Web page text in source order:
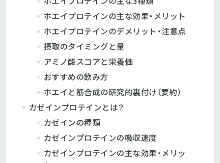
ホエイプロテインの主な効果・メリット
ホエイプロテインのデメリット・注意点
摂取のタイミングと量
アミノ酸スコアと栄養価
おすすめの飲み方
ホエイと筋合成の研究的裏付け（要約）
カゼインプロテインとは？
カゼインの種類
カゼインプロテインの吸収速度
カゼインプロテインの主な効果・メリッ